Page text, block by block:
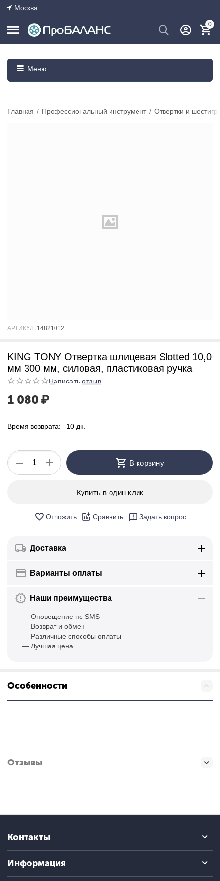
Москва
0
Меню
Главная / Профессиональный инструмент / Отвертки и
АРТИКУЛ: 14821012
KING TONY Отвертка шлицевая Slotted 10,0
мм 300 мм, силовая, пластиковая ручка
Написать отзыв
1 080 ₽
Время возврата: 10 дн.
+
− В корзину
Купить в один клик
Отложить Сравнить Задать вопрос
Доставка
Варианты оплаты
Наши преимущества
— Оповещение по SMS
— Возврат и обмен
— Различные способы оплаты
— Лучшая цена
Особенности
Отзывы
Контакты
Информация